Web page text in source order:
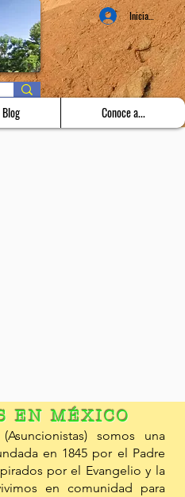
Blog Conoce a...
Iniciar sesión
EN MÉXICO
somos una
en 1845 por el Padre
por el Evangelio y la
en comunidad para